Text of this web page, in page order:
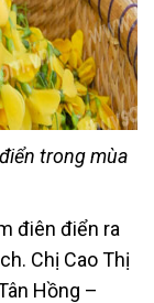
trong mùa
điên điển ra
Chị Cao Thị
Hồng –